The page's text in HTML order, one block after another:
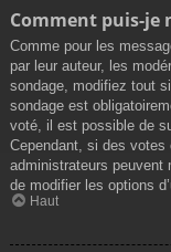
Comment puis-je
Comme pour les
par leur auteur, les
sondage, modifiez tout
sondage est
voté, il est possible de
Cependant, si des
administrateurs peuvent
de modifier les options
Haut